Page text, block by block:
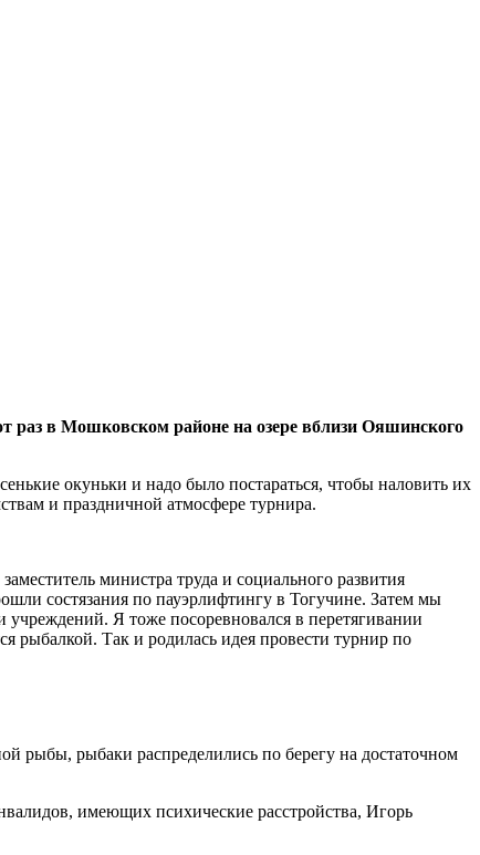
раз в Мошковском районе на озере вблизи Ояшинского
окуньки и надо было постараться, чтобы наловить их
и праздничной атмосфере турнира.
министра труда и социального развития
состязания по пауэрлифтингу в Тогучине. Затем мы
Я тоже посоревновался в перетягивании
рыбалкой. Так и родилась идея провести турнир по
рыбы, рыбаки распределились по берегу на достаточном
имеющих психические расстройства, Игорь